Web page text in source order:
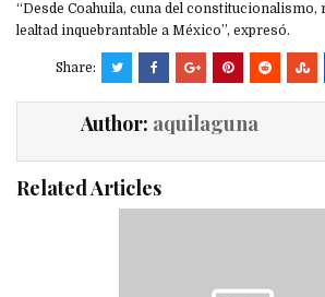
“Desde Coahuila, cuna del
lealtad inquebrantable a México”, expresó.
Share:
Author: aquilaguna
Related Articles